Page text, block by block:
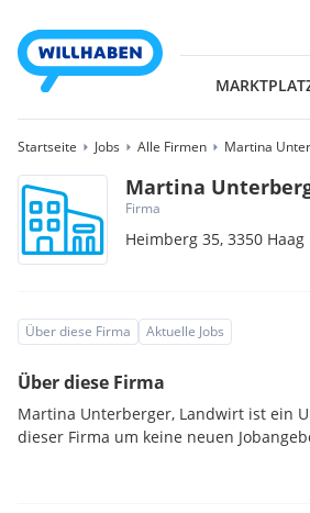
Startseite Jobs Alle Firmen Martina
Martina
Firma
Heimberg 35,3350 Haag
Über diese Firma Aktuelle Jobs
Über diese Firma
Martina Unterberger, Landwirt ist ein
dieser Firma um keine neuen